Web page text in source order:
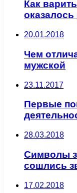
Как
оказалось
20.01.2018
Чем
мужской
23.11.2017
Первые
28.03.2018
Символы
сошлись
17.02.2018